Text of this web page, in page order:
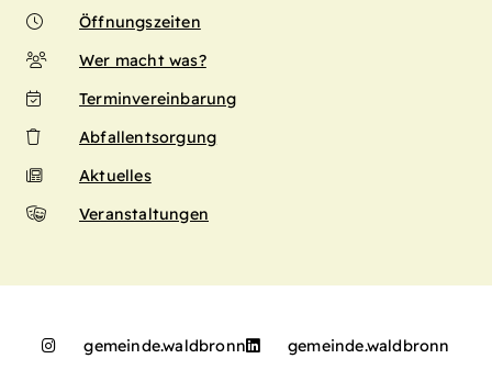
Öffnungszeiten
Wer macht was?
Terminvereinbarung
Abfallentsorgung
Aktuelles
Veranstaltungen
gemeinde.waldbronn gemeinde.waldbronn